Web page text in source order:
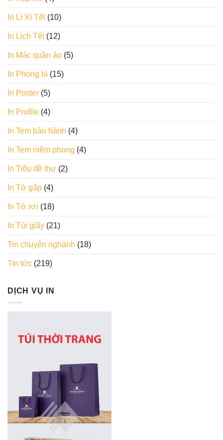
In Lì Xì Tết(10)
In Lịch Tết(12)
In Mác quần áo (5)
In Phong bì (15)
In Poster (5)
In Profile (4)
In Tem bảo hành (4)
In Tem niêm phong (4)
In Tiêu đề thư (2)
In Tờ gấp (4)
In Tờ rơi (18)
In Túi giấy (21)
Tin chuyên nghành (18)
Tin tức (219)
DỊCH VỤ IN